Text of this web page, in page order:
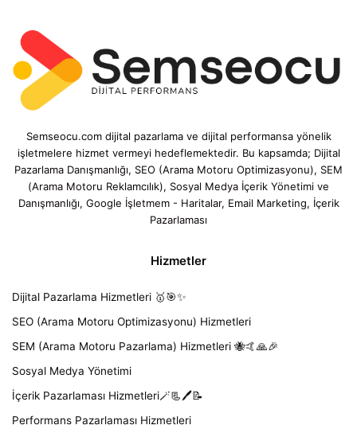
Semseocu.com dijital pazarlama ve dijital performansa yönelik
işletmelere hizmet vermeyi hedeflemektedir. Bu kapsamda; Dijital
Pazarlama Danışmanlığı, SEO (Arama Motoru Optimizasyonu), SEM
(Arama Motoru Reklamcılık), Sosyal Medya İçerik Yönetimi ve
Danışmanlığı, Google İşletmem - Haritalar, Email Marketing, İçerik
Pazarlaması
Hizmetler
Dijital Pazarlama Hizmetleri 🥇🎯✨
SEO (Arama Motoru Optimizasyonu) Hizmetleri
SEM (Arama Motoru Pazarlama) Hizmetleri 🐝🤙🙏🎉
Sosyal Medya Yönetimi
İçerik Pazarlaması Hizmetleri🪄📃🖊️📝
Performans Pazarlaması Hizmetleri